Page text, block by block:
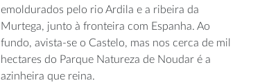
emoldurados pelo rio Ardila e a ribeira da
Murtega, junto à fronteira com Espanha. Ao
fundo, avista-se o Castelo, mas nos cerca de mil
hectares do Parque Natureza de Noudar é a
azinheira que reina.